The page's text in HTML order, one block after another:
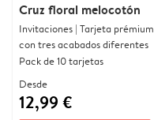
Cruz floral melocotón
Invitaciones | Tarjeta prémium
con tres acabados diferentes
Pack de 10 tarjetas
Desde
12,99 €